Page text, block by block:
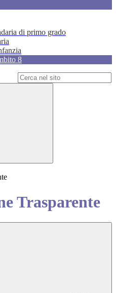
di primo grado
8
Trasparente